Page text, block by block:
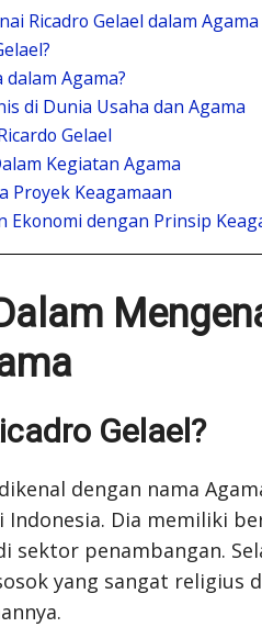
Ricadro Gelael dalam Agama
Agama?
di Dunia Usaha dan Agama
Gelael
Kegiatan Agama
Proyek Keagamaan
dengan Prinsip
Gelael?
dengan nama
Indonesia. Dia memiliki
penambangan.
yang sangat religius